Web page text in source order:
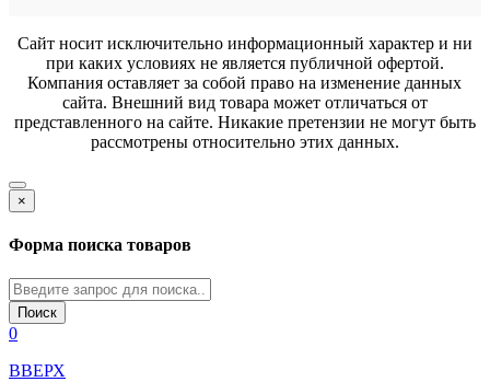
Сайт носит исключительно информационный характер и ни
при каких условиях не является публичной офертой.
Компания оставляет за собой право на изменение данных
сайта. Внешний вид товара может отличаться от
представленного на сайте. Никакие претензии не могут быть
рассмотрены относительно этих данных.
×
Форма поиска товаров
Поиск
0
ВВЕРХ